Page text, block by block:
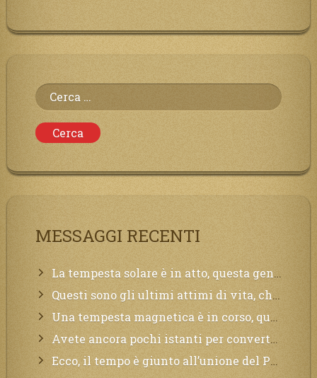
Ricerca
per:
MESSAGGI RECENTI
La tempesta solare è in atto, questa generazione soffrirà molto, la Terra arderà, l’acqua sarà contaminata, il cibo non sarà più nelle vostre mense.
Questi sono gli ultimi attimi di vita, chi si vuole salvare Mi chiami in suo aiuto.
Una tempesta magnetica è in corso, questa generazione patirà. Il black out non tarderà ad arrivare e tutta la Terra sarà oscurata.
Avete ancora pochi istanti per convertirvi, non perdete tempo, la sciagura arriverà all’improvviso e per chi non si sarà preparato saranno dolori.
Ecco, il tempo è giunto all’unione del Padre con il figlio, non avete che da attendere pochissimo.